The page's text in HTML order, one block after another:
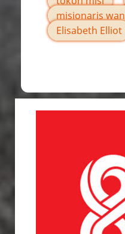
misionaris
Elisabeth Elliot